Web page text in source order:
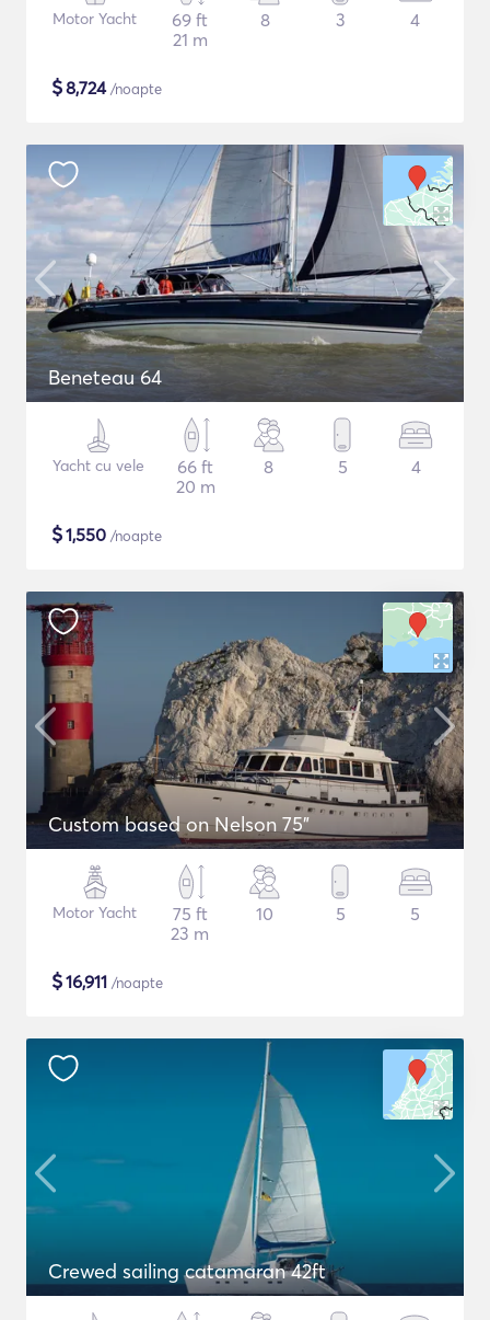
Motor Yacht
69 ft
21 m
8 3 4
$8,724/noapte
Beneteau 64
Yacht cu vele
66 ft
20 m
8 5 4
$1,550 /noapte
Custom based on Nelson 75"
Motor Yacht
75 ft
23 m
10 5 5
$16,911 /noapte
Crewed sailing catamaran 42ft